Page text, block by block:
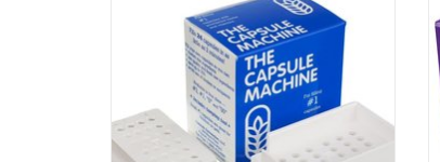
waarmee u snel en eenvoudig uw eigen
capsules kunt vullen.
TOEVOEGEN AAN WINKELWAGEN